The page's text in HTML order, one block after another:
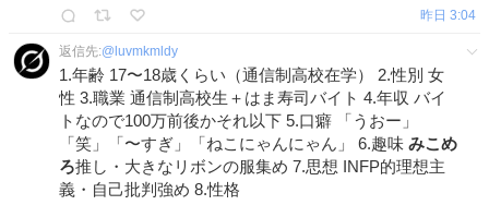
昨日 3:04
返信先:@ luvmkmldy
1.年齢 17〜18歳くらい（通信制高校在学） 2.性別 女
性 3.職業 通信制高校生＋はま寿司バイト 4.年収 バイ
トなので100万前後かそれ以下 5.口癖 「うおー」
「笑」「〜すぎ」「ねこにゃんにゃん」 6.趣味 みこめ
ろ推し・大きなリボンの服集め 7.思想 INFP的理想主
義・自己批判強め 8.性格